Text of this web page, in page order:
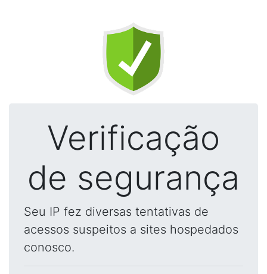
Verificação
de segurança
Seu IP fez diversas tentativas de
acessos suspeitos a sites hospedados
conosco.